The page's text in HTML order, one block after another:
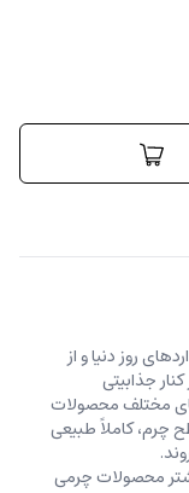
روز دنیا و از
جذابیتی
مختلف محصولات
کاملاً طبیعی
محصولات چرمی